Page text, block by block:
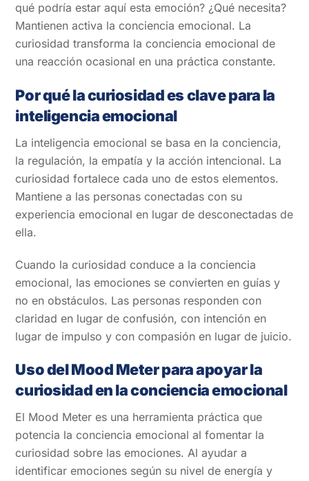
qué podría estar aquí esta emoción? ¿Qué necesita?
Mantienen activa la conciencia emocional. La
curiosidad transforma la conciencia emocional de
una reacción ocasional en una práctica constante.
Por qué la curiosidad es clave para la
inteligencia emocional
La inteligencia emocional se basa en la conciencia,
la regulación, la empatía y la acción intencional. La
curiosidad fortalece cada uno de estos elementos.
Mantiene a las personas conectadas con su
experiencia emocional en lugar de desconectadas de
ella.
Cuando la curiosidad conduce a la conciencia
emocional, las emociones se convierten en guías y
no en obstáculos. Las personas responden con
claridad en lugar de confusión, con intención en
lugar de impulso y con compasión en lugar de juicio.
Uso del Mood Meter para apoyar la
curiosidad en la conciencia emocional
El Mood Meter es una herramienta práctica que
potencia la conciencia emocional al fomentar la
curiosidad sobre las emociones. Al ayudar a
identificar emociones según su nivel de energía y